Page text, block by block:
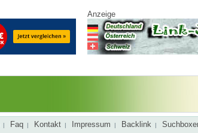
Anzeige
| Faq | Kontakt | Impressum | Backlink |